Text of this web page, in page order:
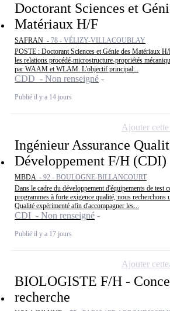
Doctorant Sciences et
Matériaux H/F
SAFRAN - 78 - VÉLIZY-VILLACOUBLAY
POSTE : Doctorant Sciences et Génie des Matériaux
les relations procédé-microstructure-propriétés
par WAAM et WLAM. L'objectif principal...
CDD - Non renseigné
Publié il y a 14 jours
Ingénieur Assurance
Développement F/H (CDI)
MBDA - 92 - BOULOGNE-BILLANCOURT
Dans le cadre du développement d'équipements de test
programmes à forte exigence qualité, nous recherchons
Qualité expérimenté afin d'accompagner les...
CDI - Non renseigné
Publié il y a 17 jours
Ajouter
BIOLOGISTE F/H -
recherche
Ajouter